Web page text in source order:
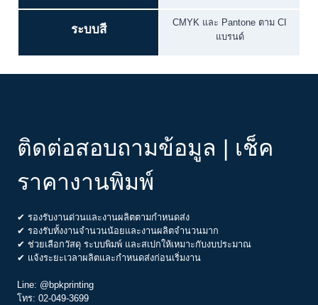
ระบบสี
CMYK และ Pantone ตาม CI
แบรนด์
ติดต่อสอบถามข้อมูล | เช็ค
ราคางานพิมพ์
✔ รองรับงานด่วนและงานผลิตตามกำหนดส่ง
✔ รองรับทั้งงานจำนวนน้อยและงานผลิตจำนวนมาก
✔ ช่วยเลือกวัสดุ ระบบพิมพ์ และสเปกให้เหมาะกับงบประมาณ
✔ แจ้งระยะเวลาผลิตและกำหนดส่งก่อนเริ่มงาน
Line: @bpkprinting
โทร: 02-049-3699